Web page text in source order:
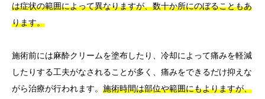
は症状の範囲によって異なりますが、数十か所にのぼることもあ
ります。
施術前には麻酔クリームを塗布したり、冷却によって痛みを軽減
したりする工夫がなされることが多く、痛みをできるだけ抑えな
がら治療が行われます。 施術時間は部位や範囲にもよりますが、